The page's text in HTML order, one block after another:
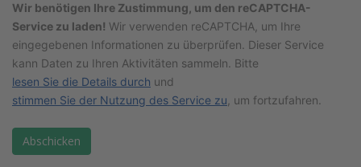
Wir benötigen Ihre Zustimmung, um den reCAPTCHA-
Service zu laden! Wir verwenden reCAPTCHA, um Ihre
eingegebenen Informationen zu überprüfen. Dieser Service
kann Daten zu Ihren Aktivitäten sammeln. Bitte
lesen Sie die Details durch und
stimmen Sie der Nutzung des Service zu , um fortzufahren.
Abschicken